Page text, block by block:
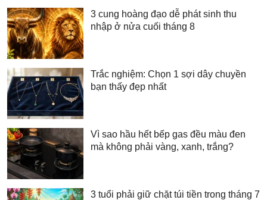
3 cung hoàng đạo dễ phát sinh thu
nhập ở nửa cuối tháng 8
Trắc nghiệm: Chọn 1 sợi dây chuyền
bạn thấy đẹp nhất
Vì sao hầu hết bếp gas đều màu đen
mà không phải vàng, xanh, trắng?
3 tuổi phải giữ chặt túi tiền trong tháng 7